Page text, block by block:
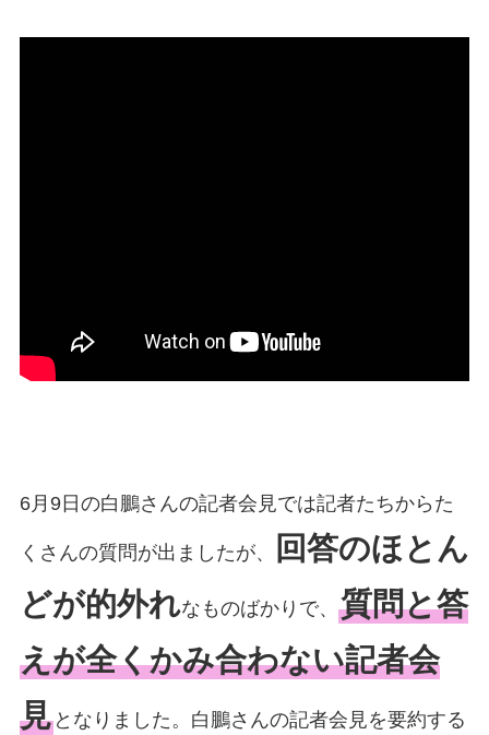
6月9日の白鵬さんの記者会見では記者たちからた
くさんの質問が出ましたが、
回答のほとん
どが的外れなものばかりで、 質問と答
えが全くかみ合わない記者会
見となりました。白鵬さんの記者会見を要約する